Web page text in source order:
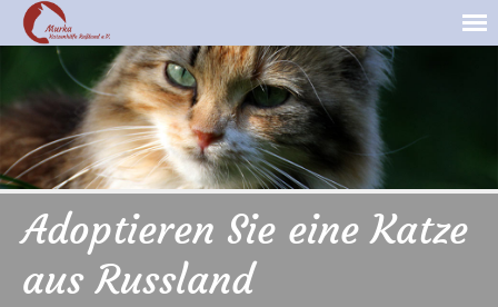
Adoptieren Sie eine Katze
aus Russland